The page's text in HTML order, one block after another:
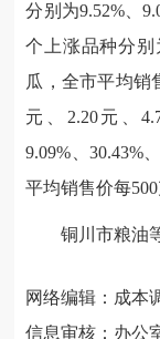
分别为9.52%、
个上涨品种分
瓜，全市平均销
元、2.20元、
9.09%、30.43%
平均销售价每500
铜川市粮油
网络编辑：成本
信息审核：办公